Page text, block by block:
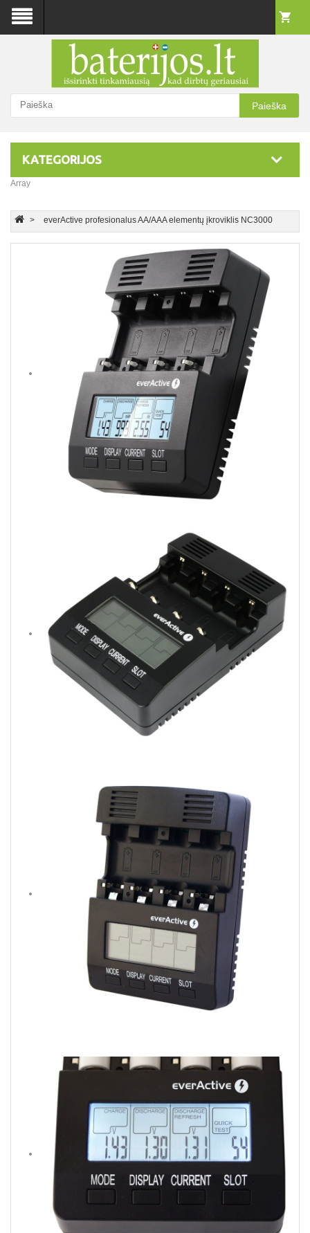
Paieška
KATEGORIJOS
Array
everActive profesionalus AA/AAA elementų įkroviklis NC3000